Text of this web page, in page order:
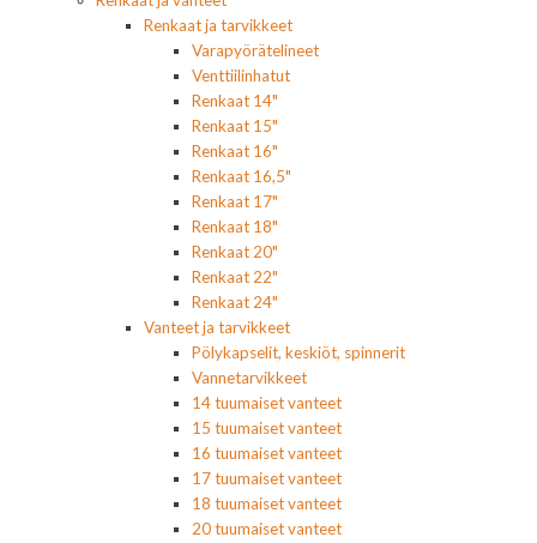
Renkaat ja tarvikkeet
Varapyörätelineet
Venttiilinhatut
Renkaat 14"
Renkaat 15"
Renkaat 16"
Renkaat 16,5"
Renkaat 17"
Renkaat 18"
Renkaat 20"
Renkaat 22"
Renkaat 24"
Vanteet ja tarvikkeet
Pölykapselit, keskiöt, spinnerit
Vannetarvikkeet
14 tuumaiset vanteet
15 tuumaiset vanteet
16 tuumaiset vanteet
17 tuumaiset vanteet
18 tuumaiset vanteet
20 tuumaiset vanteet